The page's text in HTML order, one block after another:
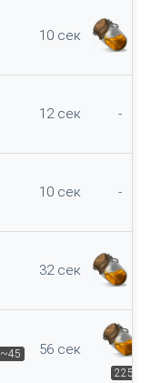
10 сек
12 сек -
10 сек -
32 сек
~45 56 сек
225